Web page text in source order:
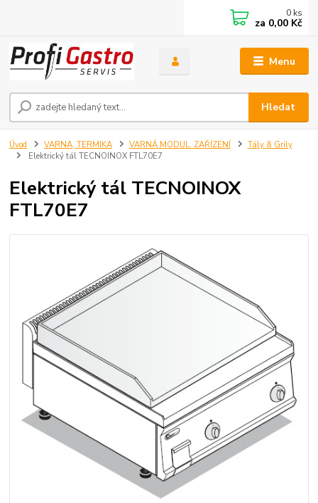
Menu
Hledat
0 ks
za 0,00 Kč
Úvod VARNA, TERMIKA VARNÁ MODUL. ZAŘÍZENÍ
Tály & Grily
Elektrický tál TECNOINOX FTL70E7
Elektrický tál TECNOINOX
FTL70E7